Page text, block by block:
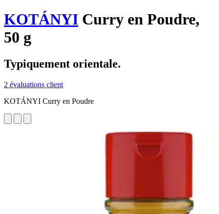
KOTÁNYI Curry en Poudre,
50 g
Typiquement orientale.
2 évaluations client
KOTÁNYI Curry en Poudre